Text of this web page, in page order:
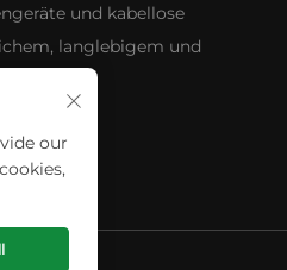
und kabellose
langlebigem und
our